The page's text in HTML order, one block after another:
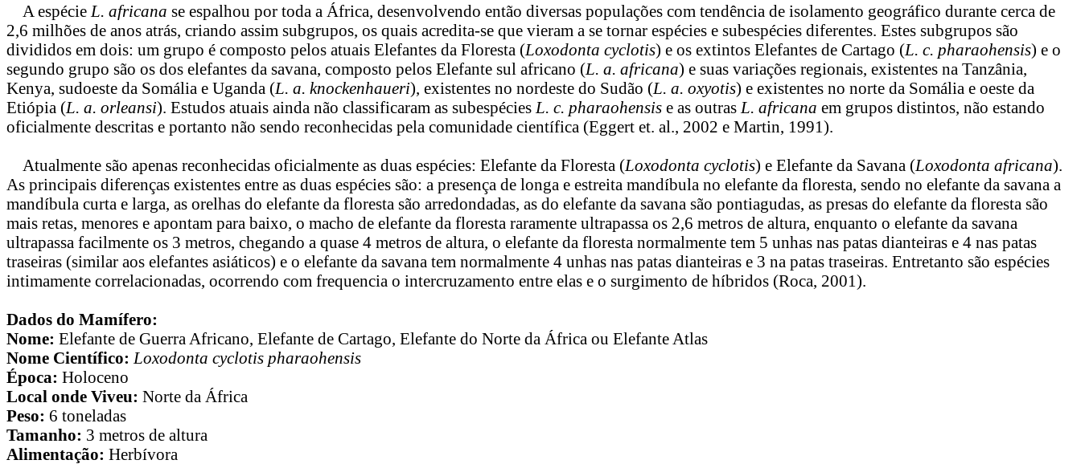
A espécie L. africana se espalhou por toda a África, desenvolvendo então diversas populações com tendência de isolamento geográfico durante cerca de
2,6 milhões de anos atrás, criando assim subgrupos, os quais acredita-se que vieram a se tornar espécies e subespécies diferentes. Estes subgrupos são
divididos em dois: um grupo é composto pelos atuais Elefantes da Floresta (Loxodonta cyclotis) e os extintos Elefantes de Cartago (L. c. pharaohensis) e o
segundo grupo são os dos elefantes da savana, composto pelos Elefante sul africano (L. a. africana) e suas variações regionais, existentes na Tanzânia,
Kenya, sudoeste da Somália e Uganda (L. a. knockenhaueri), existentes no nordeste do Sudão (L. a. oxyotis) e existentes no norte da Somália e oeste da
Etiópia (L. a. orleansi). Estudos atuais ainda não classificaram as subespécies L. c. pharaohensis e as outras L. africana em grupos distintos, não estando
oficialmente descritas e portanto não sendo reconhecidas pela comunidade científica (Eggert et. al., 2002 e Martin, 1991).
Atualmente são apenas reconhecidas oficialmente as duas espécies: Elefante da Floresta (Loxodonta cyclotis) e Elefante da Savana (Loxodonta africana).
As principais diferenças existentes entre as duas espécies são: a presença de longa e estreita mandíbula no elefante da floresta, sendo no elefante da savana a
mandíbula curta e larga, as orelhas do elefante da floresta são arredondadas, as do elefante da savana são pontiagudas, as presas do elefante da floresta são
mais retas, menores e apontam para baixo, o macho de elefante da floresta raramente ultrapassa os 2,6 metros de altura, enquanto o elefante da savana
ultrapassa facilmente os 3 metros, chegando a quase 4 metros de altura, o elefante da floresta normalmente tem 5 unhas nas patas dianteiras e 4 nas patas
traseiras (similar aos elefantes asiáticos) e o elefante da savana tem normalmente 4 unhas nas patas dianteiras e 3 na patas traseiras. Entretanto são espécies
intimamente correlacionadas, ocorrendo com frequencia o intercruzamento entre elas e o surgimento de híbridos (Roca, 2001).
Dados do Mamífero:
Nome: Elefante de Guerra Africano, Elefante de Cartago, Elefante do Norte da África ou Elefante Atlas
Nome Científico: Loxodonta cyclotis pharaohensis
Época: Holoceno
Local onde Viveu: Norte da África
Peso: 6 toneladas
Tamanho: 3 metros de altura
Alimentação: Herbívora